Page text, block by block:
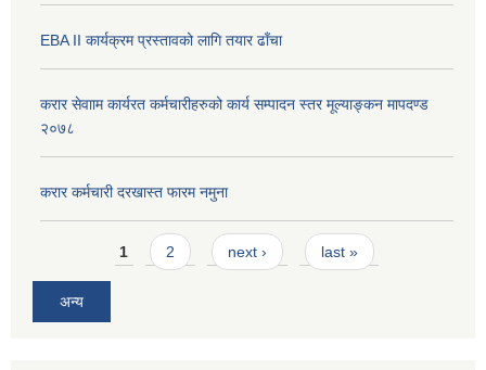
EBA II कार्यक्रम प्रस्तावको लागि तयार ढाँचा
करार सेवााम कार्यरत कर्मचारीहरुको कार्य सम्पादन स्तर मूल्याङ्कन मापदण्ड
२०७८
करार कर्मचारी दरखास्त फारम नमुना
Pages1 2 next › last »
अन्य